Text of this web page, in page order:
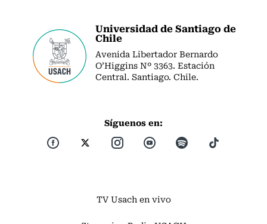
Universidad de Santiago de
Chile
Avenida Libertador Bernardo
O’Higgins Nº 3363. Estación
Central. Santiago. Chile.
Síguenos en:
TV Usach en vivo